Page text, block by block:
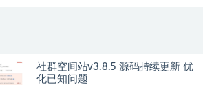
社群空间站v3.8.5 源码持续更新 优
化已知问题